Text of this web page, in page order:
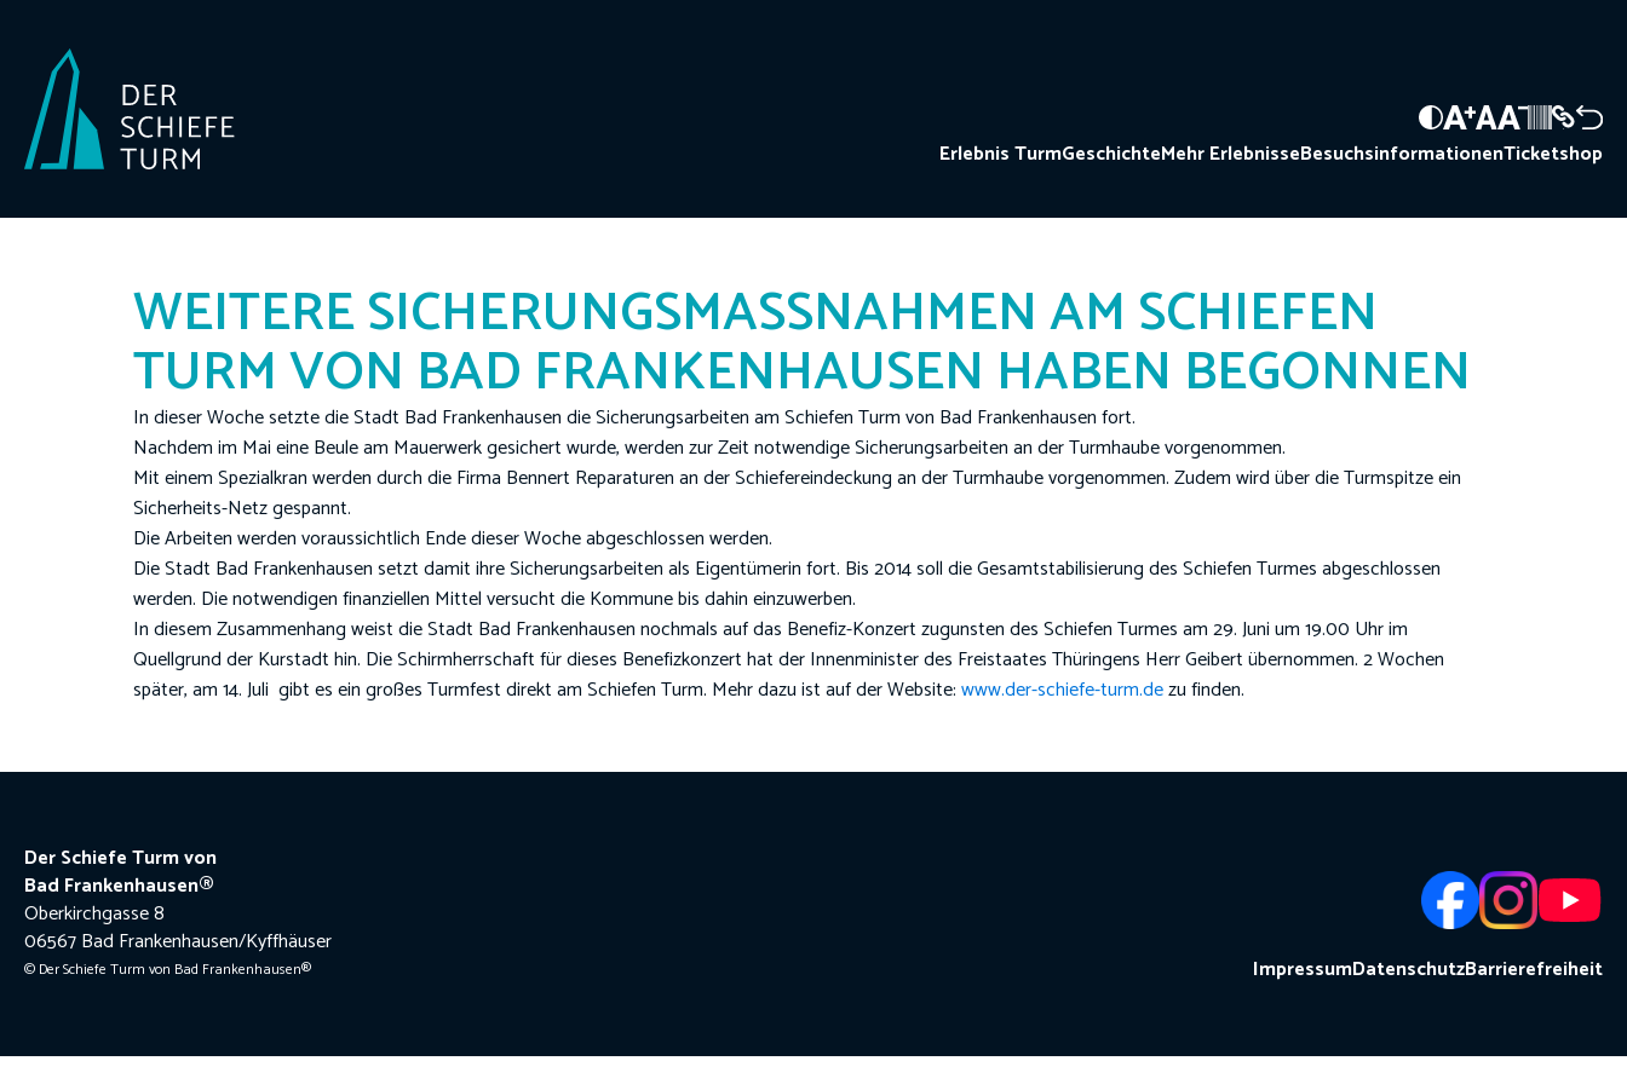
Erlebnis TurmGeschichteMehr ErlebnisseBesuchsinformationenTicketshop
WEITERE SICHERUNGSMASSNAHMEN AM SCHIEFEN T
URM VON BAD FRANKENHAUSEN HABEN BEGONNEN
In dieser Woche setzte die Stadt Bad Frankenhausen die Sicherungsarbeiten am Schiefen Turm von Bad Frankenhausen fort.
Nachdem im Mai eine Beule am Mauerwerk gesichert wurde, werden zur Zeit notwendige Sicherungsarbeiten an der Turmhaube vorgenommen.
Mit einem Spezialkran werden durch die Firma Bennert Reparaturen an der Schiefereindeckung an der Turmhaube vorgenommen. Zudem wird über die Turmspitze ein
Sicherheits-Netz gespannt.
Die Arbeiten werden voraussichtlich Ende dieser Woche abgeschlossen werden.
Die Stadt Bad Frankenhausen setzt damit ihre Sicherungsarbeiten als Eigentümerin fort. Bis 2014 soll die Gesamtstabilisierung des Schiefen Turmes abgeschlossen
werden. Die notwendigen finanziellen Mittel versucht die Kommune bis dahin einzuwerben.
In diesem Zusammenhang weist die Stadt Bad Frankenhausen nochmals auf das Benefiz-Konzert zugunsten des Schiefen Turmes am 29. Juni um 19.00 Uhr im
Quellgrund der Kurstadt hin. Die Schirmherrschaft für dieses Benefizkonzert hat der Innenminister des Freistaates Thüringens Herr Geibert übernommen. 2 Wochen
später, am 14. Juli gibt es ein großes Turmfest direkt am Schiefen Turm. Mehr dazu ist auf der Website:www.der-schiefe-turm.dezu finden.
Der Schiefe Turm von
Bad Frankenhausen®
Oberkirchgasse 8
06567 Bad Frankenhausen/Kyffhäuser
© Der Schiefe Turm von Bad Frankenhausen® ImpressumDatenschutzBarrierefreiheit